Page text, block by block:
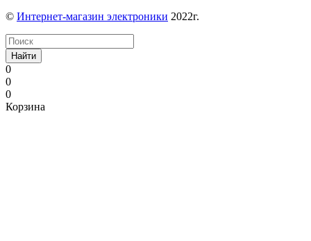
© Интернет-магазин электроники 2022г.
Найти
0
0
0
Корзина